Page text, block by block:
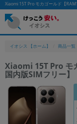
Xiaomi 15T Pro モカゴールド【
イオシス 【ホーム】 商品一覧
Xiaomi 15T Pro モ
国内版SIMフリー】
かんたん
フリーワード